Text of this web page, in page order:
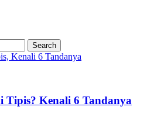
Search
Kenali 6 Tandanya